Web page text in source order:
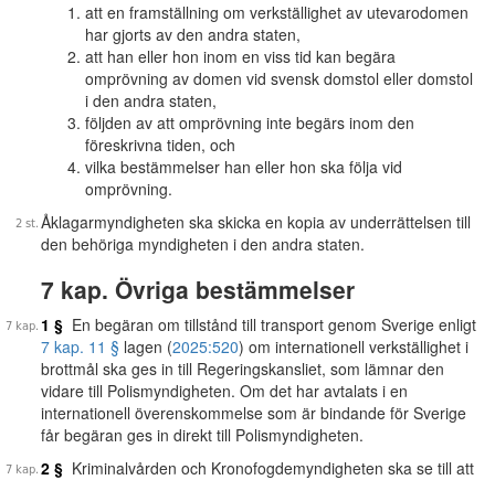
att en framställning om verkställighet av utevarodomen
har gjorts av den andra staten,
att han eller hon inom en viss tid kan begära
omprövning av domen vid svensk domstol eller domstol
i den andra staten,
följden av att omprövning inte begärs inom den
föreskrivna tiden, och
vilka bestämmelser han eller hon ska följa vid
omprövning.
Åklagarmyndigheten ska skicka en kopia av underrättelsen till
den behöriga myndigheten i den andra staten.
7 kap. Övriga bestämmelser
1 § En begäran om tillstånd till transport genom Sverige enligt
7 kap. 11 § lagen (2025:520) om internationell verkställighet i
brottmål ska ges in till Regeringskansliet, som lämnar den
vidare till Polismyndigheten. Om det har avtalats i en
internationell överenskommelse som är bindande för Sverige
får begäran ges in direkt till Polismyndigheten.
2 § Kriminalvården och Kronofogdemyndigheten ska se till att